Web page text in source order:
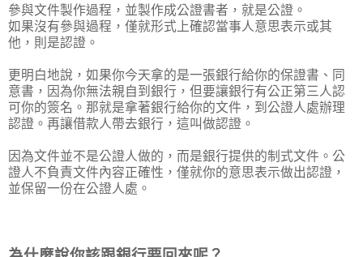
參與文件製作過程，並製作成公證書者，就是公證。
如果沒有參與過程，僅就形式上確認當事人意思表示或其
他，則是認證。
更明白地說，如果你今天拿的是一張銀行給你的保證書、同
意書，因為你無法親自到銀行，但要讓銀行有公正第三人認
可你的簽名。那就是拿著銀行給你的文件，到公證人處辦理
認證。再讓借款人帶去銀行，這叫做認證。
因為文件並不是公證人做的，而是銀行提供的制式文件。公
證人不負責文件內容正確性，僅就你的意思表示做出認證，
並保留一份在公證人處。